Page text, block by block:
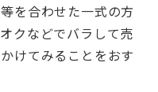
を合わせた一式の方
クなどでバラして売
けてみることをおす